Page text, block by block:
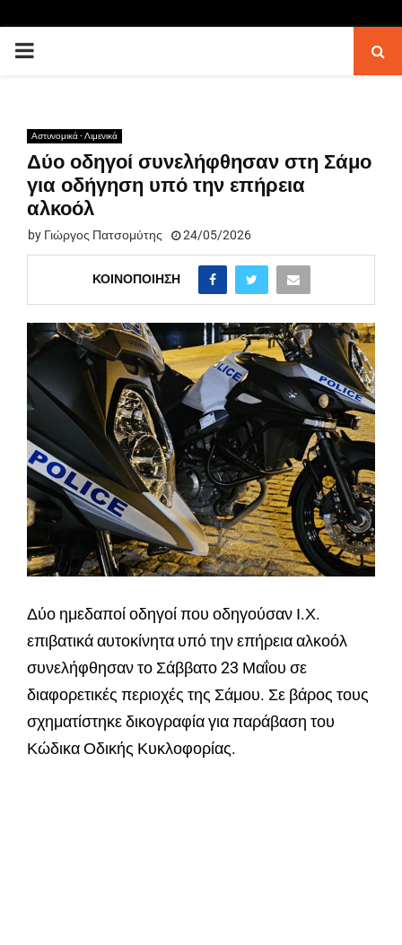
PRIMARY
Αστυνομικά - Λιμενικά
Δύο οδηγοί συνελήφθησαν στη Σάμο
για οδήγηση υπό την επήρεια
αλκοόλ
by Γιώργος Πατσομύτης 24/05/2026
ΚΟΙΝΟΠΟΊΗΣΗ
Δύο ημεδαποί οδηγοί που οδηγούσαν Ι.Χ.
επιβατικά αυτοκίνητα υπό την επήρεια αλκοόλ
συνελήφθησαν το Σάββατο 23 Μαΐου σε
διαφορετικές περιοχές της Σάμου. Σε βάρος τους
σχηματίστηκε δικογραφία για παράβαση του
Κώδικα Οδικής Κυκλοφορίας.